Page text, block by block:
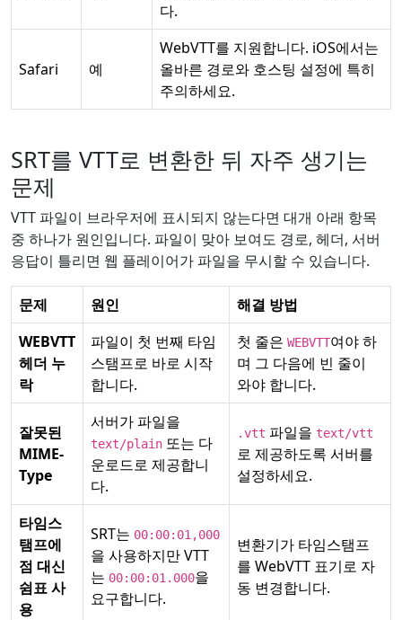
다.
Safari 예
WebVTT를 지원합니다. iOS에서는
올바른 경로와 호스팅 설정에 특히
주의하세요.
SRT를 VTT로 변환한 뒤 자주 생기는
문제
VTT 파일이 브라우저에 표시되지 않는다면 대개 아래 항목
중 하나가 원인입니다. 파일이 맞아 보여도 경로, 헤더, 서버
응답이 틀리면 웹 플레이어가 파일을 무시할 수 있습니다.
문제 원인
해결 방법
WEBVTT
헤더 누
락
파일이 첫 번째 타임
스탬프로 바로 시작
합니다.
첫 줄은 WEBVTT여야 하
며 그 다음에 빈 줄이
와야 합니다.
잘못된
MIME-
Type
서버가 파일을
text/plain 또는 다
운로드로 제공합니
다.
.vtt 파일을 text/vtt
로 제공하도록 서버를
설정하세요.
타임스
탬프에
점 대신
쉼표 사
용
SRT는 00:00:01,000
을 사용하지만 VTT
는 00:00:01.000을
요구합니다.
변환기가 타임스탬프
를 WebVTT 표기로 자
동 변경합니다.